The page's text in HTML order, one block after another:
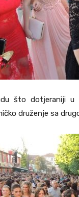
što dotjeraniji
druženje sa